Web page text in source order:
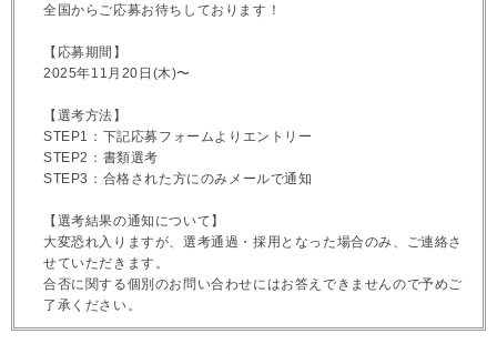
全国からご応募お待ちしております！
【応募期間】
2025年11月20日(木)〜
【選考方法】
STEP1：下記応募フォームよりエントリー
STEP2：書類選考
STEP3：合格された方にのみメールで通知
【選考結果の通知について】
大変恐れ入りますが、選考通過・採用となった場合のみ、ご連絡さ
せていただきます。
合否に関する個別のお問い合わせにはお答えできませんので予めご
了承ください。